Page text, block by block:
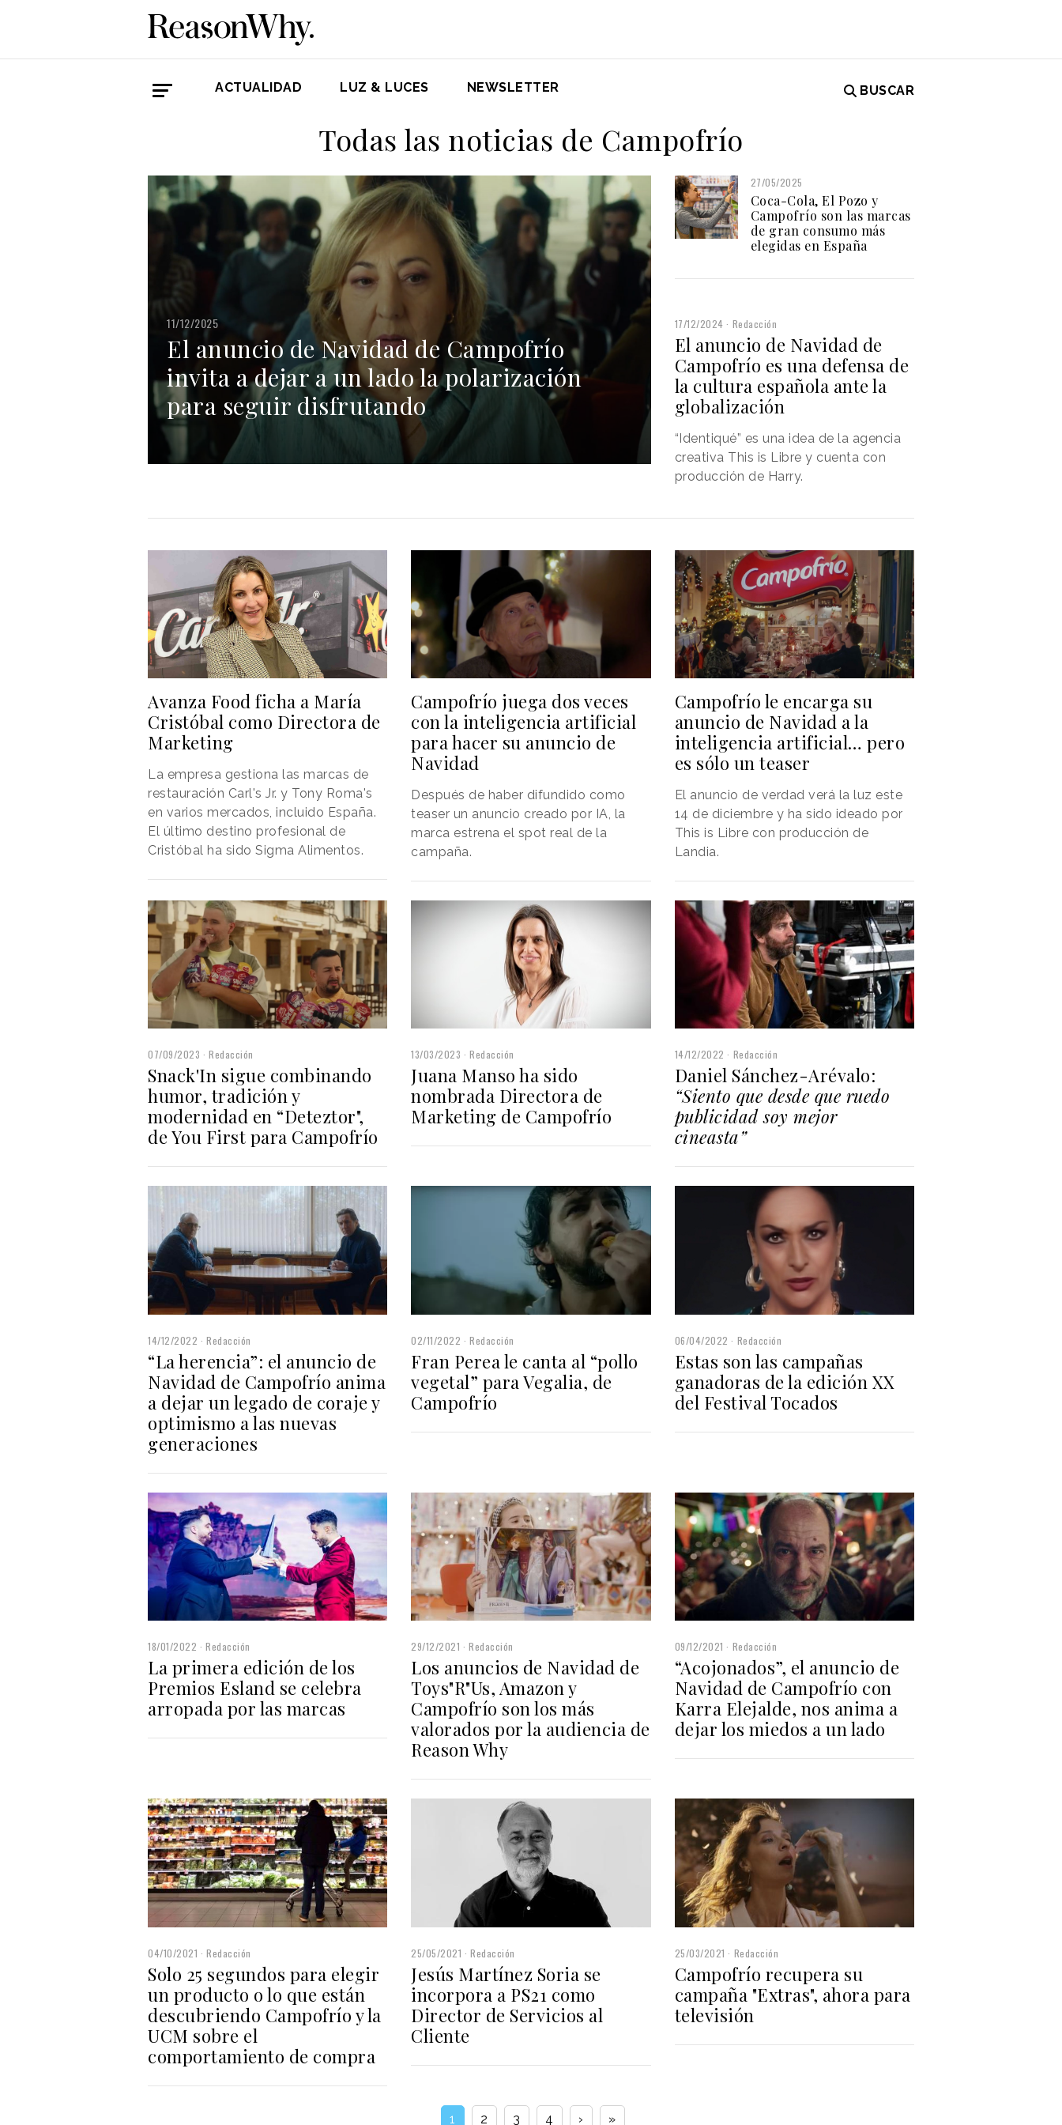
ACTUALIDAD LUZ & LUCES NEWSLETTER BUSCAR
Todas las noticias de Campofrío
11/12/2025
El anuncio de Navidad de Campofrío
invita a dejar a un lado la polarización
para seguir disfrutando
27/05/2025
Coca-Cola, El Pozo y
Campofrío son las marcas
de gran consumo más
elegidas en España
17/12/2024 Redacción
El anuncio de Navidad de
Campofrío es una defensa de
la cultura española ante la
globalización
“Identiqué” es una idea de la agencia
creativa This is Libre y cuenta con
producción de Harry.
Avanza Food ficha a María
Cristóbal como Directora de
Marketing
La empresa gestiona las marcas de
restauración Carl's Jr. y Tony Roma's
en varios mercados, incluido España.
El último destino profesional de
Cristóbal ha sido Sigma Alimentos.
Campofrío juega dos veces
con la inteligencia artificial
para hacer su anuncio de
Navidad
Después de haber difundido como
teaser un anuncio creado por IA, la
marca estrena el spot real de la
campaña.
Campofrío le encarga su
anuncio de Navidad a la
inteligencia artificial… pero
es sólo un teaser
El anuncio de verdad verá la luz este
14 de diciembre y ha sido ideado por
This is Libre con producción de
Landia.
07/09/2023 Redacción
Snack'In sigue combinando
humor, tradición y
modernidad en “Deteztor",
de You First para Campofrío
13/03/2023 Redacción
Juana Manso ha sido
nombrada Directora de
Marketing de Campofrío
14/12/2022 Redacción
Daniel Sánchez-Arévalo:
“Siento que desde que ruedo
publicidad soy mejor
cineasta”
14/12/2022 Redacción
“La herencia”: el anuncio de
Navidad de Campofrío anima
a dejar un legado de coraje y
optimismo a las nuevas
generaciones
02/11/2022 Redacción
Fran Perea le canta al “pollo
vegetal” para Vegalia, de
Campofrío
06/04/2022 Redacción
Estas son las campañas
ganadoras de la edición XX
del Festival Tocados
18/01/2022 Redacción
La primera edición de los
Premios Esland se celebra
arropada por las marcas
29/12/2021 Redacción
Los anuncios de Navidad de
Toys"R"Us, Amazon y
Campofrío son los más
valorados por la audiencia de
Reason Why
09/12/2021 Redacción
“Acojonados”, el anuncio de
Navidad de Campofrío con
Karra Elejalde, nos anima a
dejar los miedos a un lado
04/10/2021 Redacción
Solo 25 segundos para elegir
un producto o lo que están
descubriendo Campofrío y la
UCM sobre el
comportamiento de compra
25/05/2021 Redacción
Jesús Martínez Soria se
incorpora a PS21 como
Director de Servicios al
Cliente
25/03/2021 Redacción
Campofrío recupera su
campaña "Extras", ahora para
televisión
1 2 3 4 › »